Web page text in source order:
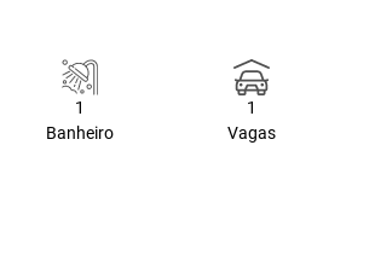
1
Banheiro
1
Vagas